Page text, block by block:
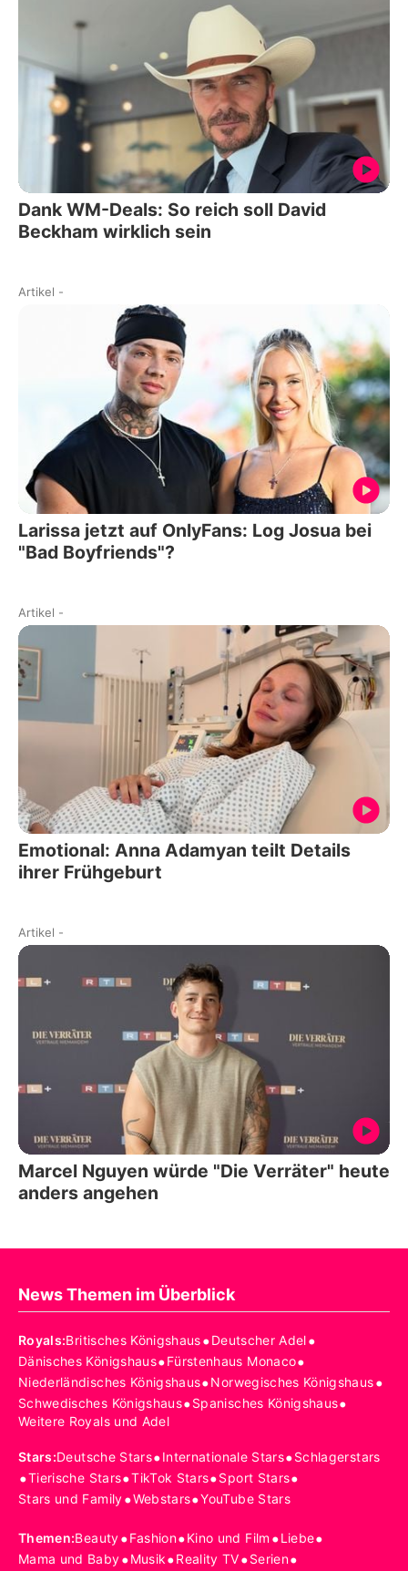
Dank WM-Deals: So reich soll David
Beckham wirklich sein
Artikel -
Larissa jetzt auf OnlyFans: Log Josua bei
"Bad Boyfriends"?
Artikel -
Emotional: Anna Adamyan teilt Details
ihrer Frühgeburt
Artikel -
Marcel Nguyen würde "Die Verräter" heute
anders angehen
News Themen im Überblick
Royals:Britisches Königshaus•Deutscher Adel•
Dänisches Königshaus•Fürstenhaus Monaco•
Niederländisches Königshaus•Norwegisches Königshaus•
Schwedisches Königshaus•Spanisches Königshaus•
Weitere Royals und Adel
Stars:Deutsche Stars•Internationale Stars•Schlagerstars
•Tierische Stars•TikTok Stars•Sport Stars•
Stars und Family•Webstars•YouTube Stars
Themen:Beauty•Fashion•Kino und Film •Liebe•
Mama und Baby•Musik•Reality TV•Serien•